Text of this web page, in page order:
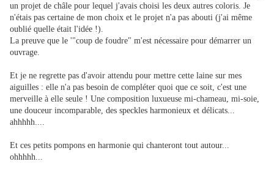
un projet de châle pour lequel j'avais choisi les deux autres coloris. Je
n'étais pas certaine de mon choix et le projet n'a pas abouti (j'ai même
oublié quelle était l'idée !).
La preuve que le '"coup de foudre" m'est nécessaire pour démarrer un
ouvrage.
Et je ne regrette pas d'avoir attendu pour mettre cette laine sur mes
aiguilles : elle n'a pas besoin de compléter quoi que ce soit, c'est une
merveille à elle seule ! Une composition luxueuse mi-chameau, mi-soie,
une douceur incomparable, des speckles harmonieux et délicats...
ahhhhh....
Et ces petits pompons en harmonie qui chanteront tout autour...
ohhhhh...